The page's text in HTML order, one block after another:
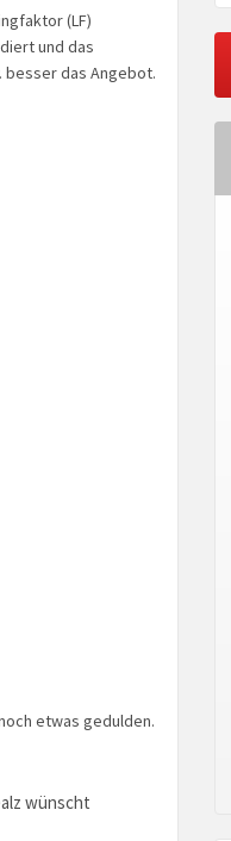
(LF)
und das
besser das Angebot.
etwas gedulden.
wünscht